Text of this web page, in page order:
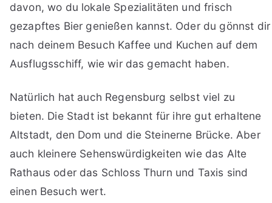
davon, wo du lokale Spezialitäten und frisch
gezapftes Bier genießen kannst. Oder du gönnst dir
nach deinem Besuch Kaffee und Kuchen auf dem
Ausflugsschiff, wie wir das gemacht haben.
Natürlich hat auch Regensburg selbst viel zu
bieten. Die Stadt ist bekannt für ihre gut erhaltene
Altstadt, den Dom und die Steinerne Brücke. Aber
auch kleinere Sehenswürdigkeiten wie das Alte
Rathaus oder das Schloss Thurn und Taxis sind
einen Besuch wert.